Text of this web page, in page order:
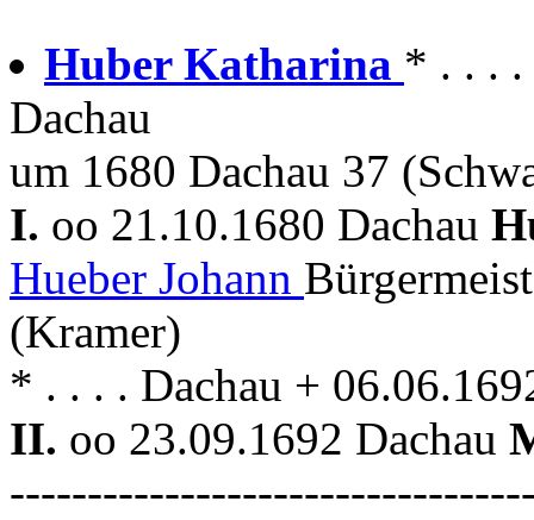
Huber Katharina * . . . .
Dachau
um 1680 Dachau 37
I. oo 21.10.1680 Dachau
Hueber Johann
(Kramer)
* . . . . Dachau +
II. oo 23.09.1692 Dachau